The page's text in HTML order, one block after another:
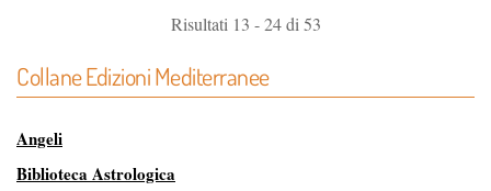
Risultati 13 - 24 di 53
Collane Edizioni Mediterranee
Angeli
Biblioteca Astrologica